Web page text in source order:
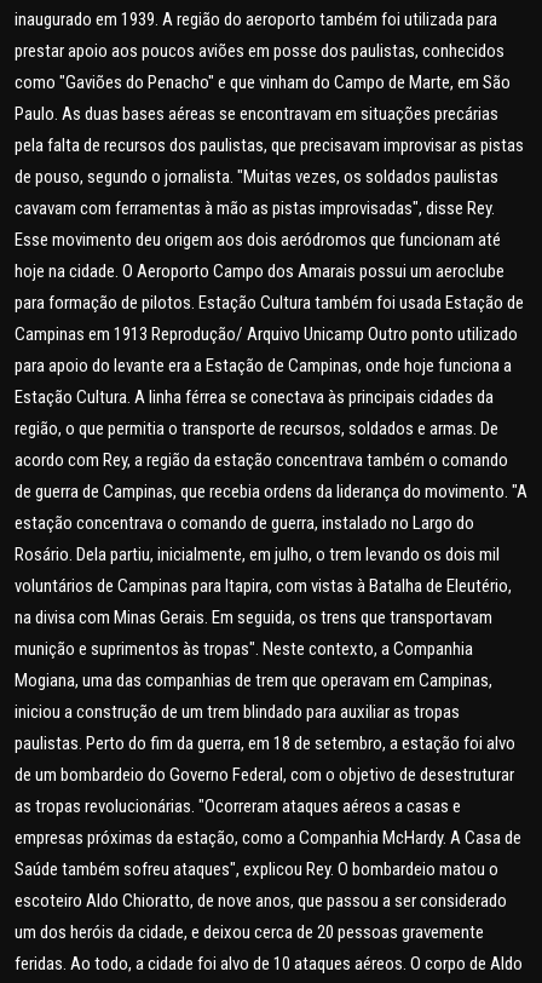
inaugurado em 1939. A região do aeroporto também foi utilizada para
prestar apoio aos poucos aviões em posse dos paulistas, conhecidos
como "Gaviões do Penacho" e que vinham do Campo de Marte, em São
Paulo. As duas bases aéreas se encontravam em situações precárias
pela falta de recursos dos paulistas, que precisavam improvisar as pistas
de pouso, segundo o jornalista. "Muitas vezes, os soldados paulistas
cavavam com ferramentas à mão as pistas improvisadas", disse Rey.
Esse movimento deu origem aos dois aeródromos que funcionam até
hoje na cidade. O Aeroporto Campo dos Amarais possui um aeroclube
para formação de pilotos. Estação Cultura também foi usada Estação de
Campinas em 1913 Reprodução/ Arquivo Unicamp Outro ponto utilizado
para apoio do levante era a Estação de Campinas, onde hoje funciona a
Estação Cultura. A linha férrea se conectava às principais cidades da
região, o que permitia o transporte de recursos, soldados e armas. De
acordo com Rey, a região da estação concentrava também o comando
de guerra de Campinas, que recebia ordens da liderança do movimento. "A
estação concentrava o comando de guerra, instalado no Largo do
Rosário. Dela partiu, inicialmente, em julho, o trem levando os dois mil
voluntários de Campinas para Itapira, com vistas à Batalha de Eleutério,
na divisa com Minas Gerais. Em seguida, os trens que transportavam
munição e suprimentos às tropas". Neste contexto, a Companhia
Mogiana, uma das companhias de trem que operavam em Campinas,
iniciou a construção de um trem blindado para auxiliar as tropas
paulistas. Perto do fim da guerra, em 18 de setembro, a estação foi alvo
de um bombardeio do Governo Federal, com o objetivo de desestruturar
as tropas revolucionárias. "Ocorreram ataques aéreos a casas e
empresas próximas da estação, como a Companhia McHardy. A Casa de
Saúde também sofreu ataques", explicou Rey. O bombardeio matou o
escoteiro Aldo Chioratto, de nove anos, que passou a ser considerado
um dos heróis da cidade, e deixou cerca de 20 pessoas gravemente
feridas. Ao todo, a cidade foi alvo de 10 ataques aéreos. O corpo de Aldo